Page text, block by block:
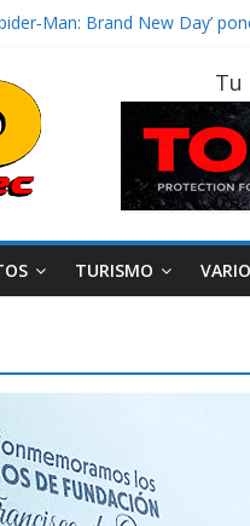
vehículo gana
con tu vehículo si permanece
2026, edición 47ª, recorre
12 Sinotruk Bolden para
Tu
TURISMO
Turismo Varios